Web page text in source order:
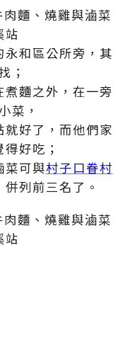
和區公所旁，其
；
麵之外，在一旁
菜，
好了，而他們家
好吃；
菜可與村子口眷村
併列前三名了。